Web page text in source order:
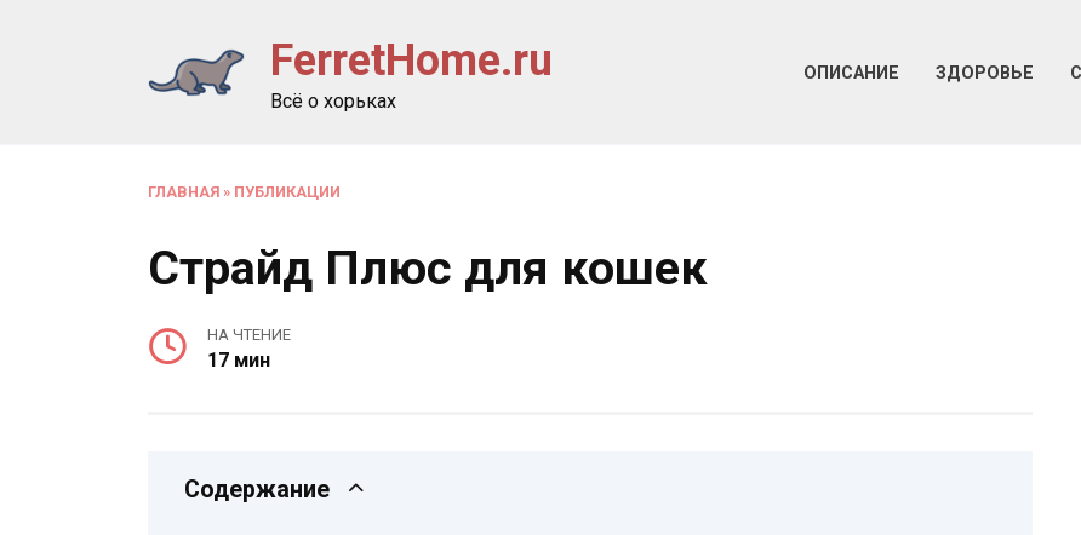
FerretHome.ru
Всё о хорьках
ОПИСАНИЕ ЗДОРОВЬЕ
ГЛАВНАЯ » ПУБЛИКАЦИИ
Страйд Плюс для кошек
НА ЧТЕНИЕ
17 мин
Содержание